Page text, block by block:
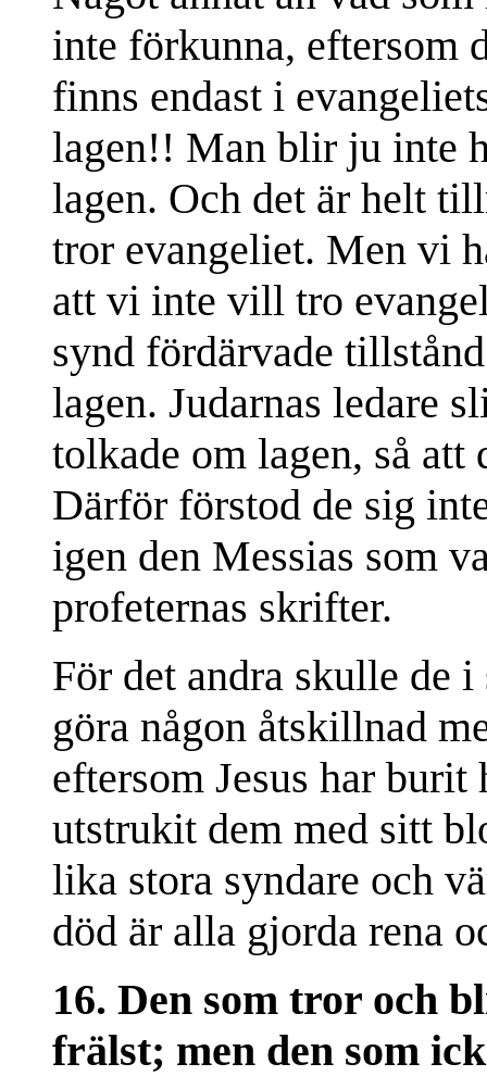
inte förkunna, eftersom
finns endast i
lagen!! Man blir ju inte
lagen. Och det är helt
tror evangeliet. Men vi
att vi inte vill tro
synd fördärvade
lagen. Judarnas ledare
tolkade om lagen, så
Därför förstod de sig
igen den Messias som
profeternas skrifter.
För det andra skulle de
göra någon åtskillnad
eftersom Jesus har
utstrukit dem med sitt
lika stora syndare och
död är alla gjorda rena
16. Den som tror och
frälst; men den som